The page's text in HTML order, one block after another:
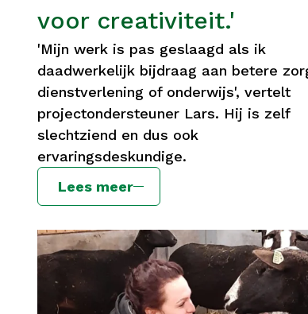
voor creativiteit.'
'Mijn werk is pas geslaagd als ik
daadwerkelijk bijdraag aan betere
dienstverlening of onderwijs', vertelt
projectondersteuner Lars. Hij is zelf
slechtziend en dus ook
ervaringsdeskundige.
Lees meer